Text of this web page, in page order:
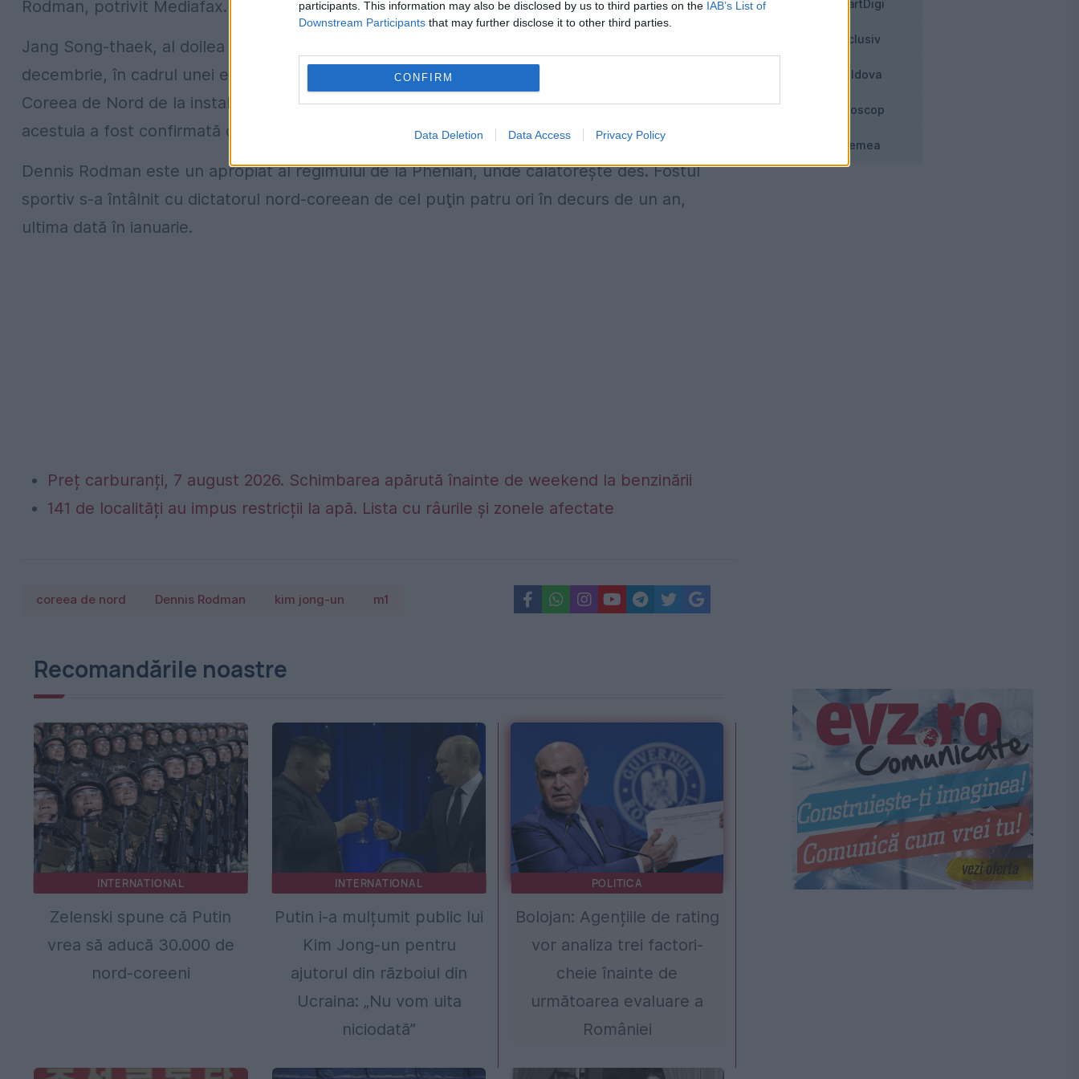
participants. This information may also be disclosed by us to third parties on the IAB’s List of
Downstream Participants that may further disclose it to other third parties.
CONFIRM
Data Deletion Data Access Privacy Policy
Rodman, potrivit Mediafax.
Jang Song-thaek, al doilea om în stat, a fost arestat, judecat sumar şi executat pe 12
decembrie, în cadrul unei epurări considerate cea mai importantă schimbare politică din
Coreea de Nord de la instalarea la putere a lui Kim Jong-un, la sfârşitul lui 2011. Execuţia
acestuia a fost confirmată de către regim.
Dennis Rodman este un apropiat al regimului de la Phenian, unde călătoreşte des. Fostul
sportiv s-a întâlnit cu dictatorul nord-coreean de cel puţin patru ori în decurs de un an,
ultima dată în ianuarie.
Preț carburanți, 7 august 2026. Schimbarea apărută înainte de weekend la benzinării
141 de localități au impus restricții la apă. Lista cu râurile și zonele afectate
coreea de nord Dennis Rodman kim jong-un m1
Recomandările noastre
INTERNATIONAL
Zelenski spune că Putin
vrea să aducă 30.000 de
nord-coreeni
INTERNATIONAL
Putin i-a mulțumit public lui
Kim Jong-un pentru
ajutorul din războiul din
Ucraina: „Nu vom uita
niciodată”
POLITICA
Bolojan: Agențiile de rating
vor analiza trei factori-
cheie înainte de
următoarea evaluare a
României
SmartDigi
Exclusiv
Moldova
Horoscop
Vremea